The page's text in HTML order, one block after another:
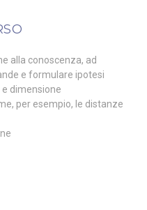
alla conoscenza, ad
e formulare ipotesi
dimensione
per esempio, le distanze